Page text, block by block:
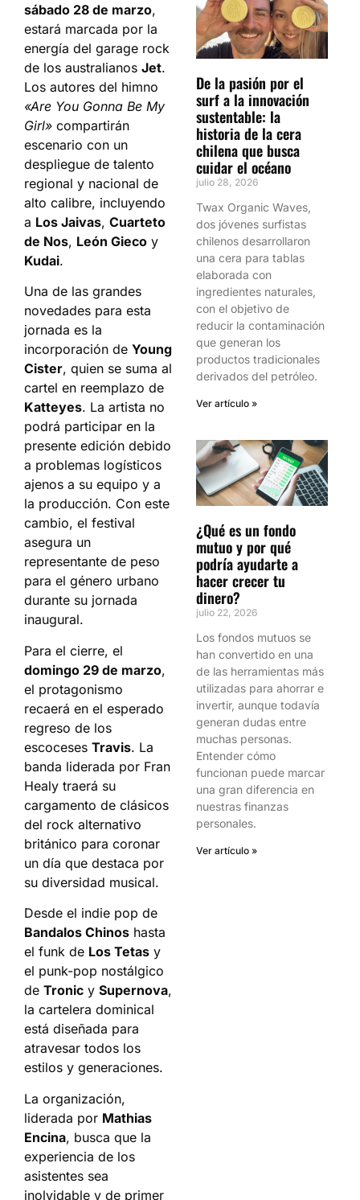
sábado 28 de marzo,
estará marcada por la
energía del garage rock
de los australianos Jet.
Los autores del himno
«Are You Gonna Be My
Girl» compartirán
escenario con un
despliegue de talento
regional y nacional de
alto calibre, incluyendo
a Los Jaivas, Cuarteto
de Nos, León Gieco y
Kudai.
Una de las grandes
novedades para esta
jornada es la
incorporación de Young
Cister, quien se suma al
cartel en reemplazo de
Katteyes. La artista no
podrá participar en la
presente edición debido
a problemas logísticos
ajenos a su equipo y a
la producción. Con este
cambio, el festival
asegura un
representante de peso
para el género urbano
durante su jornada
inaugural.
Para el cierre, el
domingo 29 de marzo,
el protagonismo
recaerá en el esperado
regreso de los
escoceses Travis. La
banda liderada por Fran
Healy traerá su
cargamento de clásicos
del rock alternativo
británico para coronar
un día que destaca por
su diversidad musical.
Desde el indie pop de
Bandalos Chinos hasta
el funk de Los Tetas y
el punk-pop nostálgico
de Tronic y Supernova,
la cartelera dominical
está diseñada para
atravesar todos los
estilos y generaciones.
La organización,
liderada por Mathias
Encina, busca que la
experiencia de los
asistentes sea
inolvidable y de primer
De la pasión por el
surf a la innovación
sustentable: la
historia de la cera
chilena que busca
cuidar el océano
julio 28, 2026
Twax Organic Waves,
dos jóvenes surfistas
chilenos desarrollaron
una cera para tablas
elaborada con
ingredientes naturales,
con el objetivo de
reducir la contaminación
que generan los
productos tradicionales
derivados del petróleo.
Ver artículo »
¿Qué es un fondo
mutuo y por qué
podría ayudarte a
hacer crecer tu
dinero?
julio 22, 2026
Los fondos mutuos se
han convertido en una
de las herramientas más
utilizadas para ahorrar e
invertir, aunque todavía
generan dudas entre
muchas personas.
Entender cómo
funcionan puede marcar
una gran diferencia en
nuestras finanzas
personales.
Ver artículo »